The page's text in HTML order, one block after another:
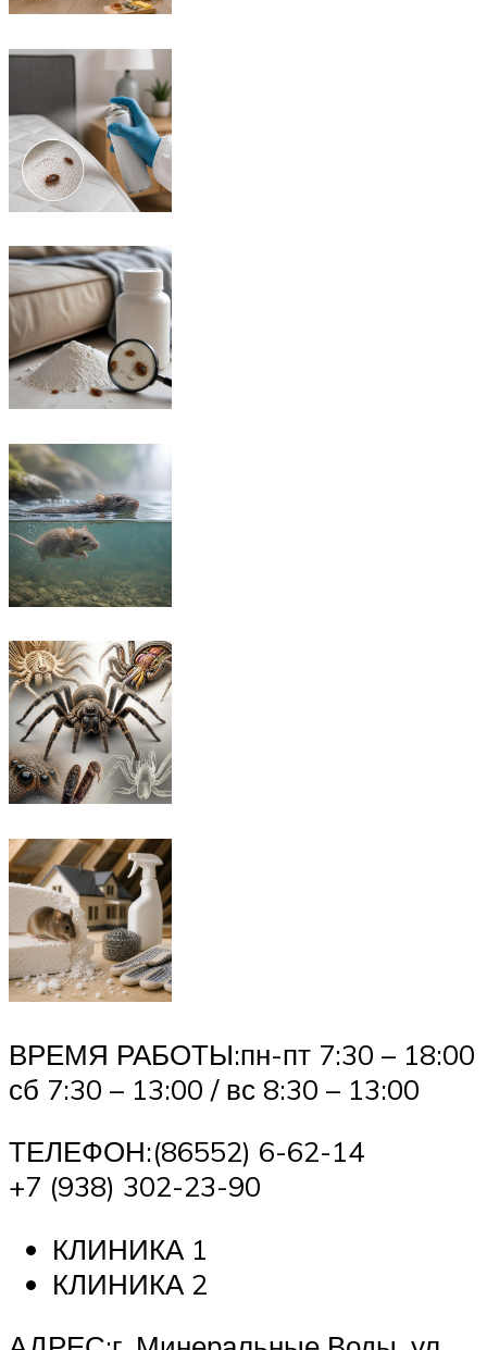
ВРЕМЯ РАБОТЫ:пн-пт 7:30 – 18:00
сб 7:30 – 13:00 / вс 8:30 – 13:00
ТЕЛЕФОН:(86552) 6-62-14
+7 (938) 302-23-90
КЛИНИКА 1
КЛИНИКА 2